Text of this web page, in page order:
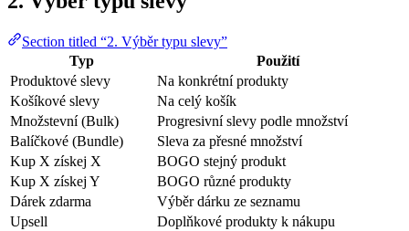
Section titled “2. Výběr typu slevy”
Typ
Použití
Produktové slevy
Na konkrétní produkty
Košíkové slevy
Na celý košík
Množstevní (Bulk)
Progresivní slevy podle množství
Balíčkové (Bundle)
Sleva za přesné množství
Kup X získej X
BOGO stejný produkt
Kup X získej Y
BOGO různé produkty
Dárek zdarma
Výběr dárku ze seznamu
Upsell
Doplňkové produkty k nákupu